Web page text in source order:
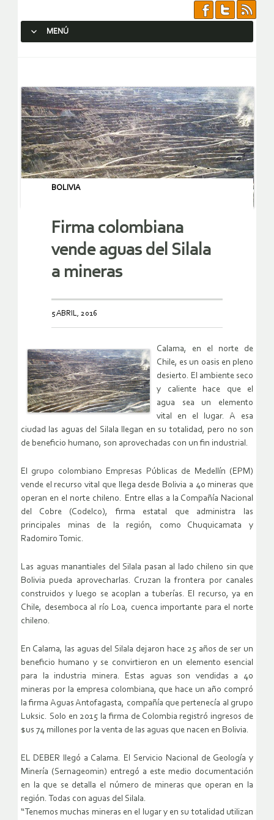
MENÚ
BOLIVIA
Firma colombiana
vende aguas del Silala
a mineras
5 ABRIL, 2016
Calama, en el norte de
Chile, es un oasis en pleno
desierto. El ambiente seco
y caliente hace que el
agua sea un elemento
vital en el lugar. A esa
ciudad las aguas del Silala llegan en su totalidad, pero no son
de beneficio humano, son aprovechadas con un fin industrial.
El grupo colombiano Empresas Públicas de Medellín (EPM)
vende el recurso vital que llega desde Bolivia a 40 mineras que
operan en el norte chileno. Entre ellas a la Compañía Nacional
del Cobre (Codelco), firma estatal que administra las
principales minas de la región, como Chuquicamata y
Radomiro Tomic.
Las aguas manantiales del Silala pasan al lado chileno sin que
Bolivia pueda aprovecharlas. Cruzan la frontera por canales
construidos y luego se acoplan a tuberías. El recurso, ya en
Chile, desemboca al río Loa, cuenca importante para el norte
chileno.
En Calama, las aguas del Silala dejaron hace 25 años de ser un
beneficio humano y se convirtieron en un elemento esencial
para la industria minera. Estas aguas son vendidas a 40
mineras por la empresa colombiana, que hace un año compró
la firma Aguas Antofagasta, compañía que pertenecía al grupo
Luksic. Solo en 2015 la firma de Colombia registró ingresos de
$us 74 millones por la venta de las aguas que nacen en Bolivia.
EL DEBER llegó a Calama. El Servicio Nacional de Geología y
Minería (Sernageomin) entregó a este medio documentación
en la que se detalla el número de mineras que operan en la
región. Todas con aguas del Silala.
“Tenemos muchas mineras en el lugar y en su totalidad utilizan